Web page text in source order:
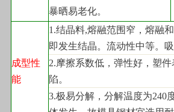
暴晒易老化。
成型性
能
1.结晶料,熔融范围窄，熔融
即发生结晶。流动性中等。
2.摩擦系数低，弹性好，塑
陷。
3.极易分解，分解温度为240